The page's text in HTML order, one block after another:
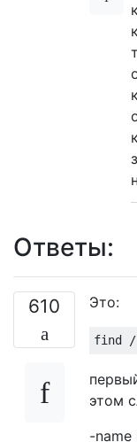
Ответы:
610 Это:
этом
-name